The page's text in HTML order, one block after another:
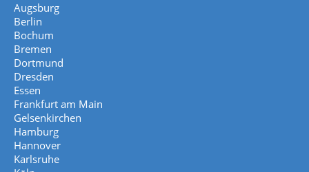
Augsburg
Berlin
Bochum
Bremen
Dortmund
Dresden
Essen
Frankfurt am Main
Gelsenkirchen
Hamburg
Hannover
Karlsruhe